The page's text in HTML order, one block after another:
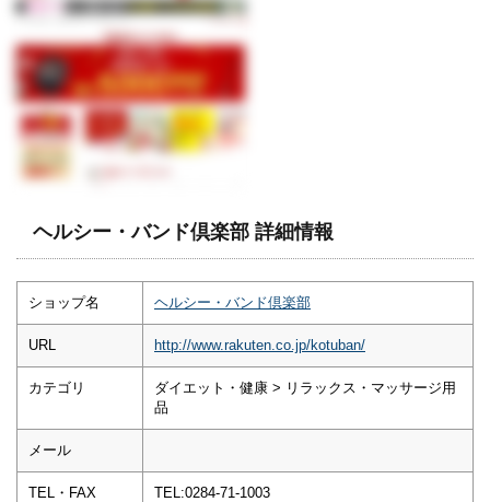
ヘルシー・バンド倶楽部 詳細情報
ショップ名 ヘルシー・バンド倶楽部
URL http://www.rakuten.co.jp/kotuban/
カテゴリ
ダイエット・健康 > リラックス・マッサージ用
品
メール
TEL・FAX
TEL:0284-71-1003